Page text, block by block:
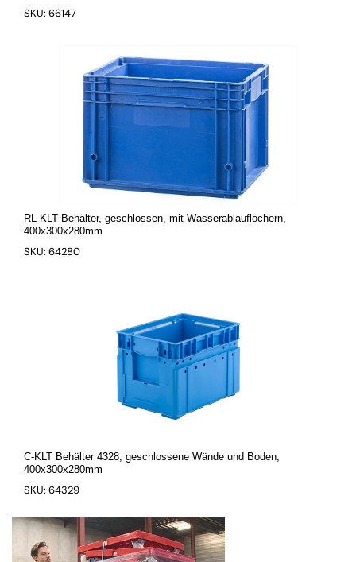
SKU: 66147
RL-KLT Behälter, geschlossen, mit Wasserablauflöchern,
400x300x280mm
SKU: 64280
C-KLT Behälter 4328, geschlossene Wände und Boden,
400x300x280mm
SKU: 64329